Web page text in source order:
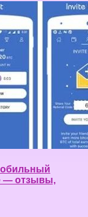
— отзывы,